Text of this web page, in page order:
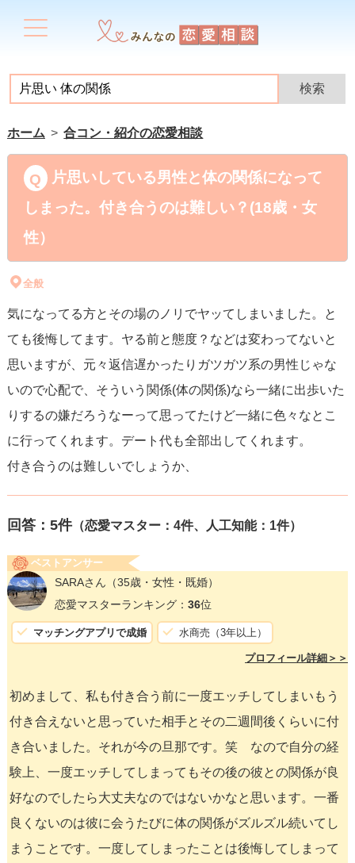
ホーム 合コン・紹介の恋愛相談
片思いしている男性と体の関係になって
しまった。付き合うのは難しい？(18歳・女
性）
全般
気になってる方とその場のノリでヤッてしまいました。と
ても後悔してます。ヤる前と態度？などは変わってないと
思いますが、元々返信遅かったりガツガツ系の男性じゃな
いので心配で、そういう関係(体の関係)なら一緒に出歩いた
りするの嫌だろうなーって思ってたけど一緒に色々なとこ
に行ってくれます。デート代も全部出してくれます。
付き合うのは難しいでしょうか、
回答： 5件（恋愛マスター：4件、人工知能：1件）
ベストアンサー
SARAさん （35歳・女性・既婚）
恋愛マスターランキング： 36位
マッチングアプリで成婚 水商売（3年以上）
プロフィール詳細＞＞
初めまして、私も付き合う前に一度エッチしてしまいもう
付き合えないと思っていた相手とその二週間後くらいに付
き合いました。それが今の旦那です。笑 なので自分の経
験上、一度エッチしてしまってもその後の彼との関係が良
好なのでしたら大丈夫なのではないかなと思います。一番
良くないのは彼に会うたびに体の関係がズルズル続いてし
まうことです。一度してしまったことは後悔してしまって